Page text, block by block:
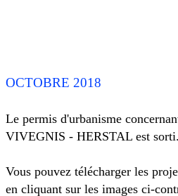
OCTOBRE 2018
Le permis d'urbanisme
VIVEGNIS - HERSTAL est sorti.
Vous pouvez télécharger les
en cliquant sur les images ci-